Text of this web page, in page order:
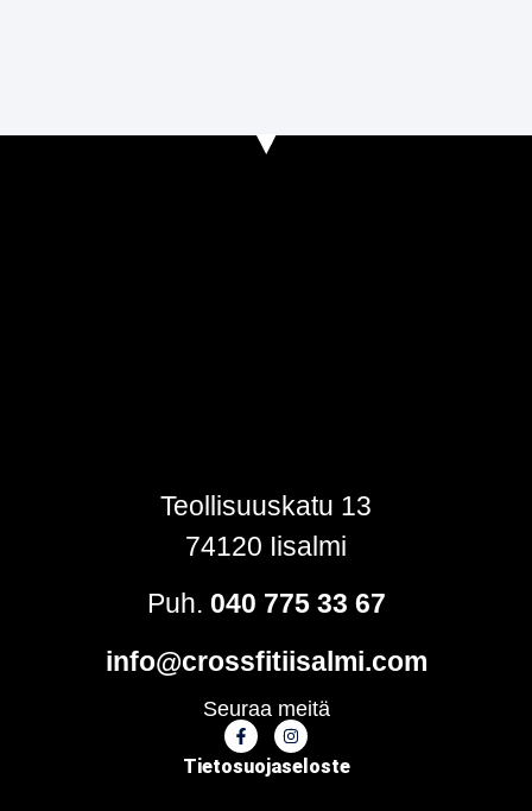
Teollisuuskatu 13
74120 Iisalmi
Puh. 040 775 33 67
info@crossfitiisalmi.com
Seuraa meitä
Tietosuojaseloste